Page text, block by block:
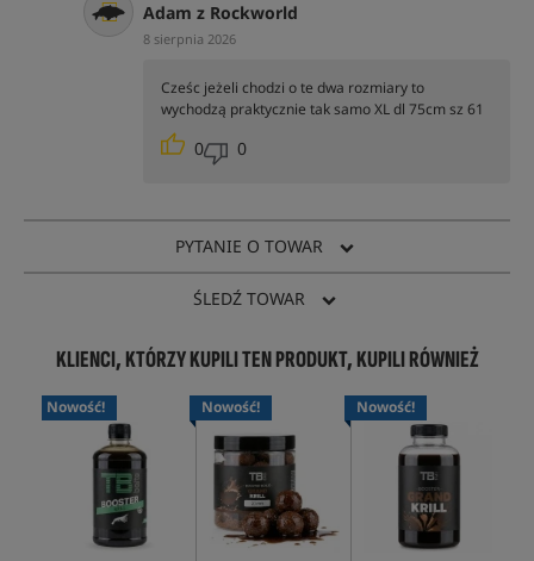
Adam z Rockworld
8 sierpnia 2026
Cześc jeżeli chodzi o te dwa rozmiary to
wychodzą praktycznie tak samo XL dl 75cm sz 61
0 0
PYTANIE O TOWAR
ŚLEDŹ TOWAR
KLIENCI, KTÓRZY KUPILI TEN PRODUKT, KUPILI RÓWNIEŻ
Nowość! Nowość! Nowość!